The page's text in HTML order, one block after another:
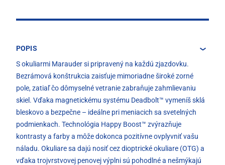
POPIS
S okuliarmi Marauder si pripravený na každú zjazdovku.
Bezrámová konštrukcia zaisťuje mimoriadne široké zorné
pole, zatiaľ čo dômyselné vetranie zabraňuje zahmlievaniu
skiel. Vďaka magnetickému systému Deadbolt™ vymeníš sklá
bleskovo a bezpečne – ideálne pri meniacich sa svetelných
podmienkach. Technológia Happy Boost™ zvýrazňuje
kontrasty a farby a môže dokonca pozitívne ovplyvniť vašu
náladu. Okuliare sa dajú nosiť cez dioptrické okuliare (OTG) a
vďaka trojvrstvovej penovej výplni sú pohodlné a nešmýkajú